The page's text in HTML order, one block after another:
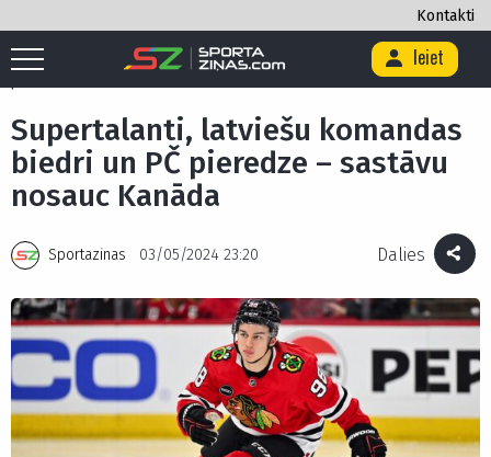
Kontakti
Ieiet
Sākums / Supertalanti, latviešu komandas biedri un PČ
Supertalanti, latviešu komandas
biedri un PČ pieredze – sastāvu
nosauc Kanāda
Sportazinas 03/05/2024 23:20 Dalies